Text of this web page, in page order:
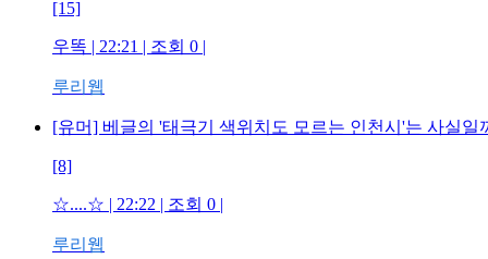
[15]
우똑 | 22:21 | 조회 0 |
루리웹
[유머] 베글의 '태극기 색위치도 모르는 인천시'는 사실일
[8]
☆....☆ | 22:22 | 조회 0 |
루리웹